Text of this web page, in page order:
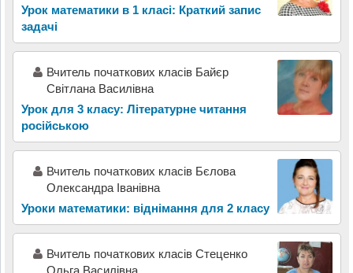
Урок математики в 1 класі: Краткий запис
задачі
Вчитель початкових класів Байєр
Світлана Василівна
Урок для 3 класу: Літературне читання
російською
Вчитель початкових класів Бєлова
Олександра Іванівна
Уроки математики: віднімання для 2 класу
Вчитель початкових класів Стеценко